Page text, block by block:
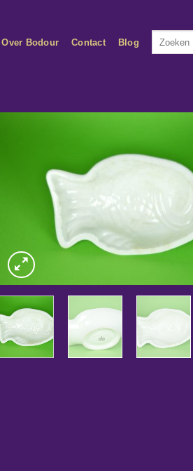
Over Bodour Contact Blog